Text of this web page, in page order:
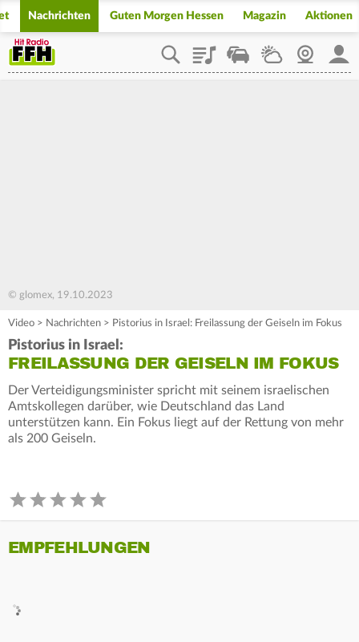
Nachrichten Guten Morgen Hessen Magazin Aktionen
PlaylistStaupilotWetterWebcam
© glomex, 19.10.2023
Video > Nachrichten > Pistorius in Israel: Freilassung der Geiseln im Fokus
Pistorius in Israel:
FREILASSUNG DER GEISELN IM FOKUS
Der Verteidigungsminister spricht mit seinem israelischen
Amtskollegen darüber, wie Deutschland das Land
unterstützen kann. Ein Fokus liegt auf der Rettung von mehr
als 200 Geiseln.
EMPFEHLUNGEN